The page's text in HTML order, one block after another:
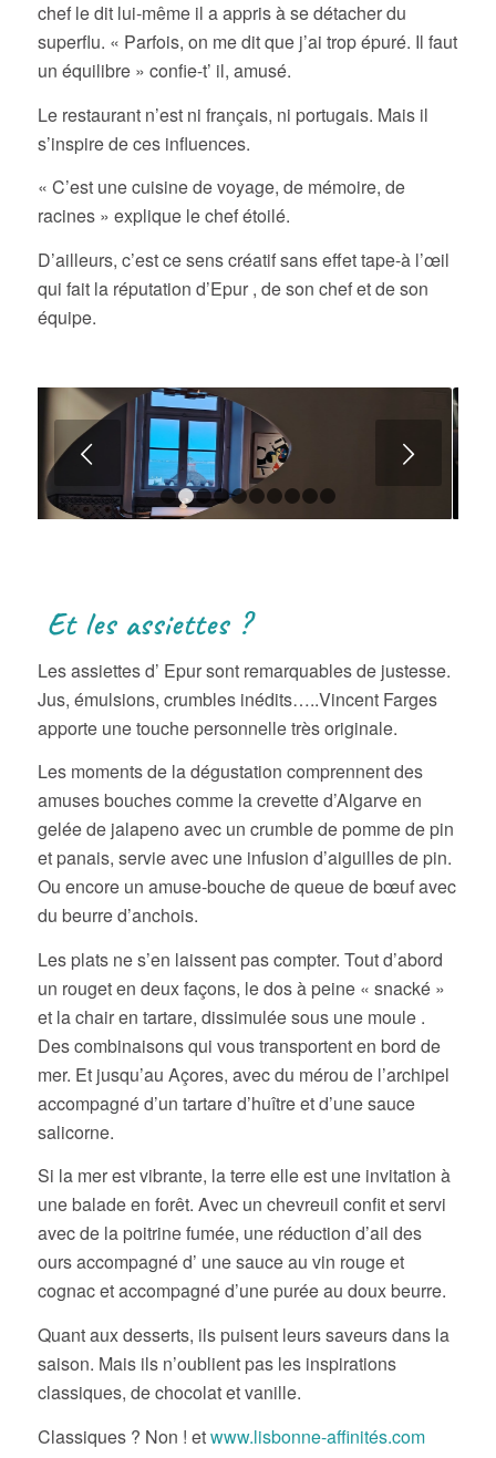
chef le dit lui-même il a appris à se détacher du
superflu. « Parfois, on me dit que j’ai trop épuré. Il faut
un équilibre » confie-t’ il, amusé.
Le restaurant n’est ni français, ni portugais. Mais il
s’inspire de ces influences.
« C’est une cuisine de voyage, de mémoire, de
racines » explique le chef étoilé.
D’ailleurs, c’est ce sens créatif sans effet tape-à l’œil
qui fait la réputation d’Epur , de son chef et de son
équipe.
Suivant
1 2 3 4
Et les assiettes ?
Les assiettes d’ Epur sont remarquables de justesse.
Jus, émulsions, crumbles inédits…..Vincent Farges
apporte une touche personnelle très originale.
Les moments de la dégustation comprennent des
amuses bouches comme la crevette d’Algarve en
gelée de jalapeno avec un crumble de pomme de pin
et panais, servie avec une infusion d’aiguilles de pin.
Ou encore un amuse-bouche de queue de bœuf avec
du beurre d’anchois.
Les plats ne s’en laissent pas compter. Tout d’abord
un rouget en deux façons, le dos à peine « snacké »
et la chair en tartare, dissimulée sous une moule .
Des combinaisons qui vous transportent en bord de
mer. Et jusqu’au Açores, avec du mérou de l’archipel
accompagné d’un tartare d’huître et d’une sauce
salicorne.
Si la mer est vibrante, la terre elle est une invitation à
une balade en forêt. Avec un chevreuil confit et servi
avec de la poitrine fumée, une réduction d’ail des
ours accompagné d’ une sauce au vin rouge et
cognac et accompagné d’une purée au doux beurre.
Quant aux desserts, ils puisent leurs saveurs dans la
saison. Mais ils n’oublient pas les inspirations
classiques, de chocolat et vanille.
Classiques ? Non ! etwww.lisbonne-affinités.com